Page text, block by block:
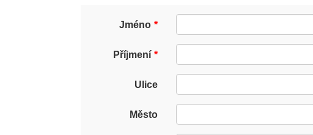
Jméno
Příjmení
Ulice
Město